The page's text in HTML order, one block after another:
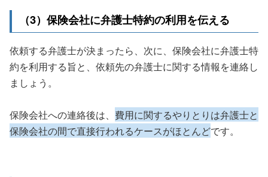
（3）保険会社に弁護士特約の利用を伝える
依頼する弁護士が決まったら、次に、保険会社に弁護士特
約を利用する旨と、依頼先の弁護士に関する情報を連絡し
ましょう。
保険会社への連絡後は、 費用に関するやりとりは弁護士と
保険会社の間で直接行われるケースがほとんどです。